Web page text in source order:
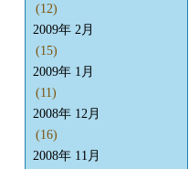
(12)
2009年 2月
(15)
2009年 1月
(11)
2008年 12月
(16)
2008年 11月